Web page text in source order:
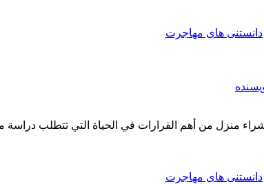
دانستنی های مهاجرت
منزل من أهم القرارات في الحياة التي تتطلب
دانستنی های مهاجرت